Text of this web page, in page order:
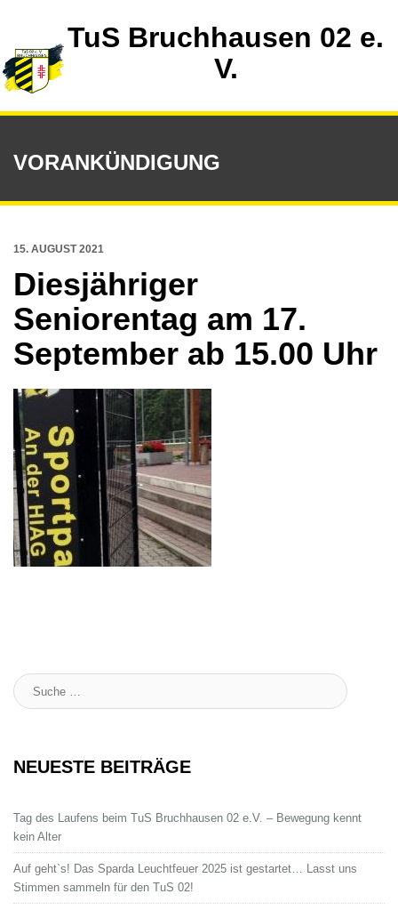
TuS Bruchhausen 02 e.
V.
VORANKÜNDIGUNG
15. AUGUST 2021
Diesjähriger
Seniorentag am 17.
September ab 15.00 Uhr
Suche
:
NEUESTE BEITRÄGE
Tag des Laufens beim TuS Bruchhausen 02 e.V. – Bewegung kennt
kein Alter
Auf geht`s! Das Sparda Leuchtfeuer 2025 ist gestartet… Lasst uns
Stimmen sammeln für den TuS 02!